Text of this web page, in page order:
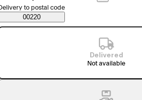
order method
to postal code
00220
Delivered
Not available